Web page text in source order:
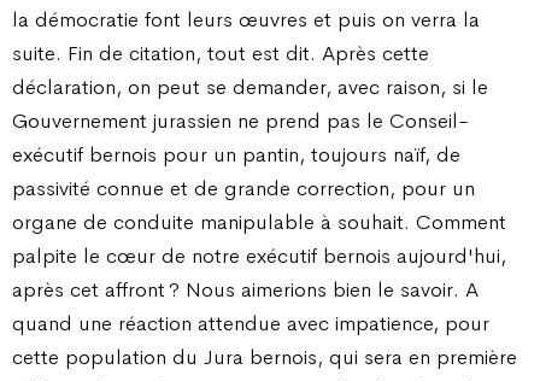
la démocratie font leurs œuvres et puis on verra la
suite. Fin de citation, tout est dit. Après cette
déclaration, on peut se demander, avec raison, si le
Gouvernement jurassien ne prend pas le Conseil-
exécutif bernois pour un pantin, toujours naïf, de
passivité connue et de grande correction, pour un
organe de conduite manipulable à souhait. Comment
palpite le cœur de notre exécutif bernois aujourd'hui,
après cet affront ? Nous aimerions bien le savoir. A
quand une réaction attendue avec impatience, pour
cette population du Jura bernois, qui sera en première